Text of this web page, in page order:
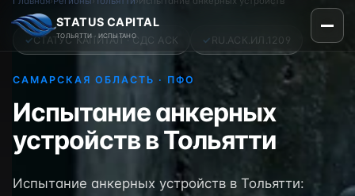
STATUS CAPITAL
ТОЛЬЯТТИ · ИСПЫТАНО
✓СТАТУС КАПИТАЛ · СДС АСК ✓ RU.АСК.ИЛ.1209
САМАРСКАЯ ОБЛАСТЬ · ПФО
Испытание анкерных
устройств в Тольятти
Испытание анкерных устройств в Тольятти: